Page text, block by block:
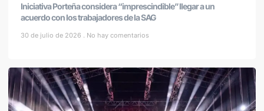
Iniciativa Porteña considera “imprescindible” llegar a un
acuerdo con los trabajadores de la SAG
30 de julio de 2026 No hay comentarios